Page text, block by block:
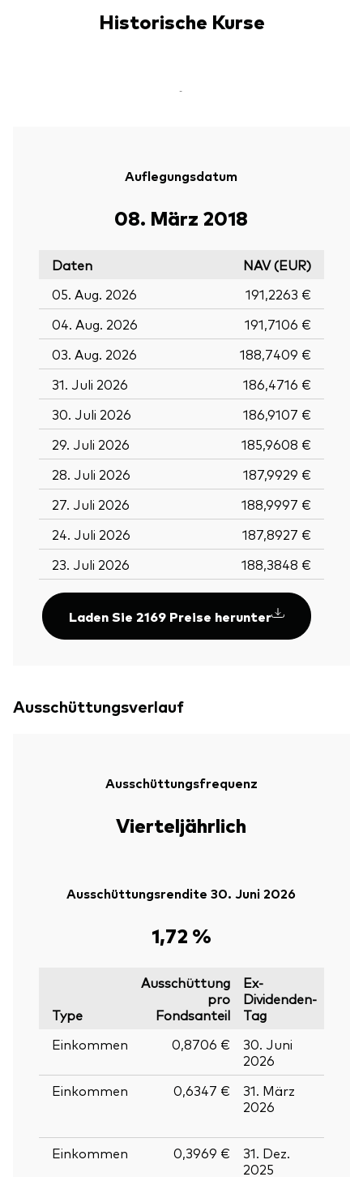
Historische Kurse
-
Auflegungsdatum
08. März 2018
Daten
NAV (EUR)
05. Aug. 2026
191,2263 €
04. Aug. 2026
191,7106 €
03. Aug. 2026
188,7409 €
31. Juli 2026
186,4716 €
30. Juli 2026
186,9107 €
29. Juli 2026
185,9608 €
28. Juli 2026
187,9929 €
27. Juli 2026
188,9997 €
24. Juli 2026
187,8927 €
23. Juli 2026
188,3848 €
Laden Sie 2169 Preise herunter
Ausschüttungsverlauf
Ausschüttungsfrequenz
Vierteljährlich
Ausschüttungsrendite 30. Juni 2026
1,72 %
Type
Ausschüttung
pro
Fondsanteil
Ex-
Dividenden-
Tag
Einkommen
0,8706 €
30. Juni
2026
Einkommen
0,6347 €
31. März
2026
Einkommen
0,3969 €
31. Dez.
2025